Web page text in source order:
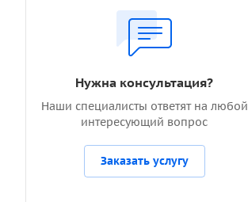
Нужна консультация?
Наши специалисты ответят на любой
интересующий вопрос
Заказать услугу